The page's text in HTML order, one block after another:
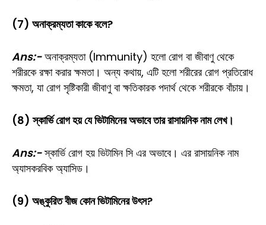
(7) অনাক্রম্যতা কাকে বলে?
Ans:-অনাক্রম্যতা (Immunity) হলো রোগ বা জীবাণু থেকে
শরীরকে রক্ষা করার ক্ষমতা। অন্য কথায়, এটি হলো শরীরের রোগ প্রতিরোধ
ক্ষমতা, যা রোগ সৃষ্টিকারী জীবাণু বা ক্ষতিকারক পদার্থ থেকে শরীরকে বাঁচায়।
(8) স্কার্ভি রোগ হয় যে ভিটামিনের অভাবে তার রাসায়নিক নাম লেখ।
Ans:-স্কার্ভি রোগ হয় ভিটামিন সি এর অভাবে। এর রাসায়নিক নাম
অ্যাসকরবিক অ্যাসিড।
(9) অঙ্কুরিত বীজ কোন ভিটামিনের উৎস?